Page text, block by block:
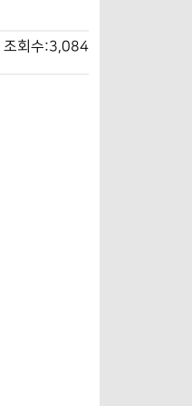
조회수:3,084